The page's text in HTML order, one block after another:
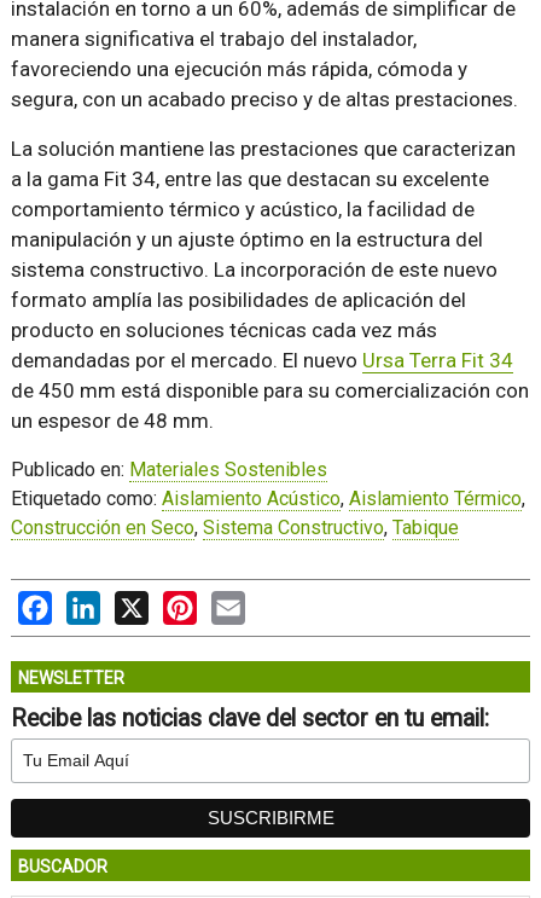
instalación en torno a un 60%, además de simplificar de
manera significativa el trabajo del instalador,
favoreciendo una ejecución más rápida, cómoda y
segura, con un acabado preciso y de altas prestaciones.
La solución mantiene las prestaciones que caracterizan
a la gama Fit 34, entre las que destacan su excelente
comportamiento térmico y acústico, la facilidad de
manipulación y un ajuste óptimo en la estructura del
sistema constructivo. La incorporación de este nuevo
formato amplía las posibilidades de aplicación del
producto en soluciones técnicas cada vez más
demandadas por el mercado. El nuevo Ursa Terra Fit 34
de 450 mm está disponible para su comercialización con
un espesor de 48 mm.
Publicado en: Materiales Sostenibles
Etiquetado como: Aislamiento Acústico, Aislamiento Térmico,
Construcción en Seco, Sistema Constructivo, Tabique
FacebookLinkedIn
X PinterestEmail
NEWSLETTER
Recibe las noticias clave del sector en tu email:
BUSCADOR